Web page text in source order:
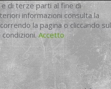
di terze parti al fine di
informazioni consulta la
la pagina o cliccando sul
Accetto